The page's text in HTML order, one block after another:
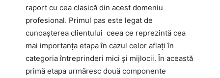
raport cu cea clasică din acest domeniu
profesional. Primul pas este legat de
cunoașterea clientului ceea ce reprezintă cea
mai importanța etapa în cazul celor aflați în
categoria întreprinderi mici și mijlocii. În această
primă etapa urmăresc două componente